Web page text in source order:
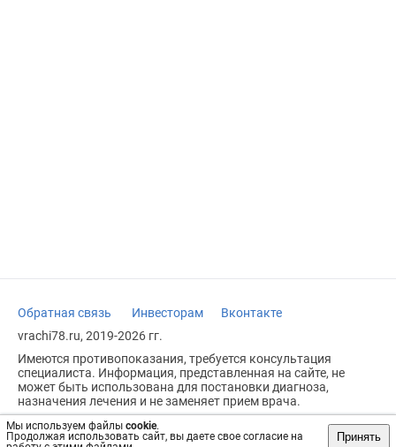
Мы используем файлы cookie.
Продолжая использовать сайт, вы даете свое согласие на
Принять
Обратная связь Инвесторам
Вконтакте
vrachi78.ru, 2019-2026 гг.
Имеются противопоказания, требуется консультация
специалиста. Информация, представленная на сайте, не
может быть использована для постановки диагноза,
назначения лечения и не заменяет прием врача.
Возрастное ограничение: 18+